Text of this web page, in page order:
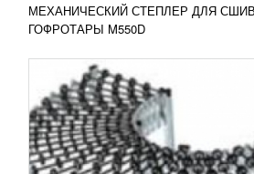
МЕХАНИЧЕСКИЙ СТЕПЛЕР ДЛЯ
ГОФРОТАРЫ M550D